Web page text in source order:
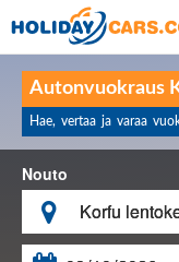
Autonvuokraus
Hae, vertaa ja varaa
Nouto
